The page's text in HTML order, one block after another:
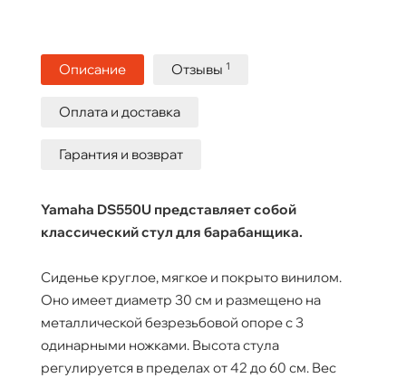
Описание Отзывы 1
Оплата и доставка
Гарантия и возврат
Yamaha DS550U представляет собой
классический стул для барабанщика.
​Сиденье круглое, мягкое и покрыто винилом.
Оно имеет диаметр 30 см и размещено на
металлической безрезьбовой опоре с 3
одинарными ножками. Высота стула
регулируется в пределах от 42 до 60 см. Вес